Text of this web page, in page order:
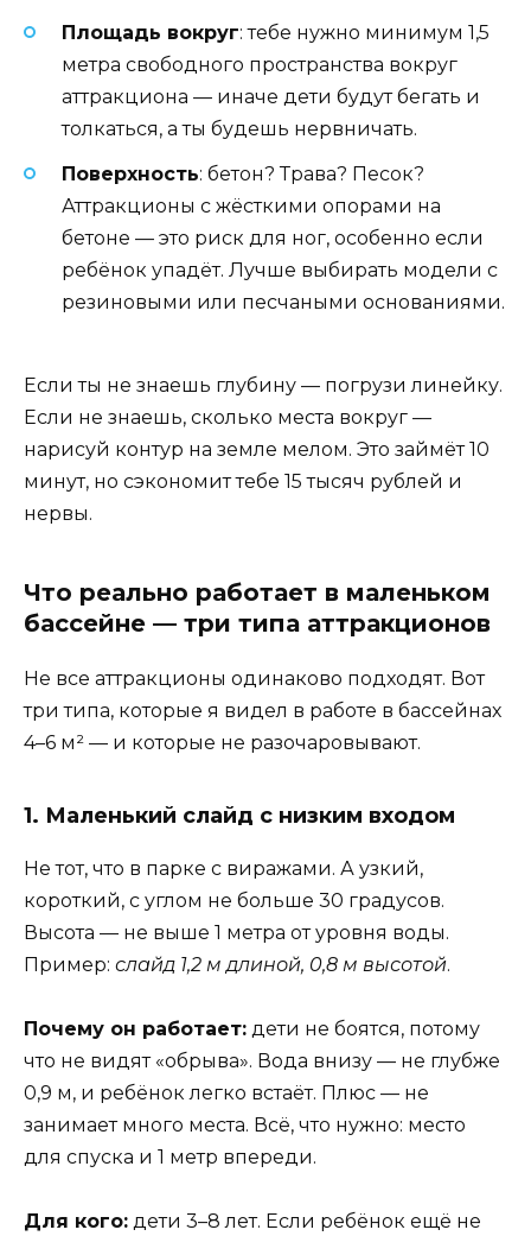
Площадь вокруг: тебе нужно минимум 1,5
метра свободного пространства вокруг
аттракциона — иначе дети будут бегать и
толкаться, а ты будешь нервничать.
Поверхность: бетон? Трава? Песок?
Аттракционы с жёсткими опорами на
бетоне — это риск для ног, особенно если
ребёнок упадёт. Лучше выбирать модели с
резиновыми или песчаными основаниями.
Если ты не знаешь глубину — погрузи линейку.
Если не знаешь, сколько места вокруг —
нарисуй контур на земле мелом. Это займёт 10
минут, но сэкономит тебе 15 тысяч рублей и
нервы.
Что реально работает в маленьком
бассейне — три типа аттракционов
Не все аттракционы одинаково подходят. Вот
три типа, которые я видел в работе в бассейнах
4–6 м² — и которые не разочаровывают.
1. Маленький слайд с низким входом
Не тот, что в парке с виражами. А узкий,
короткий, с углом не больше 30 градусов.
Высота — не выше 1 метра от уровня воды.
Пример: слайд 1,2 м длиной, 0,8 м высотой.
Почему он работает: дети не боятся, потому
что не видят «обрыва». Вода внизу — не глубже
0,9 м, и ребёнок легко встаёт. Плюс — не
занимает много места. Всё, что нужно: место
для спуска и 1 метр впереди.
Для кого: дети 3–8 лет. Если ребёнок ещё не